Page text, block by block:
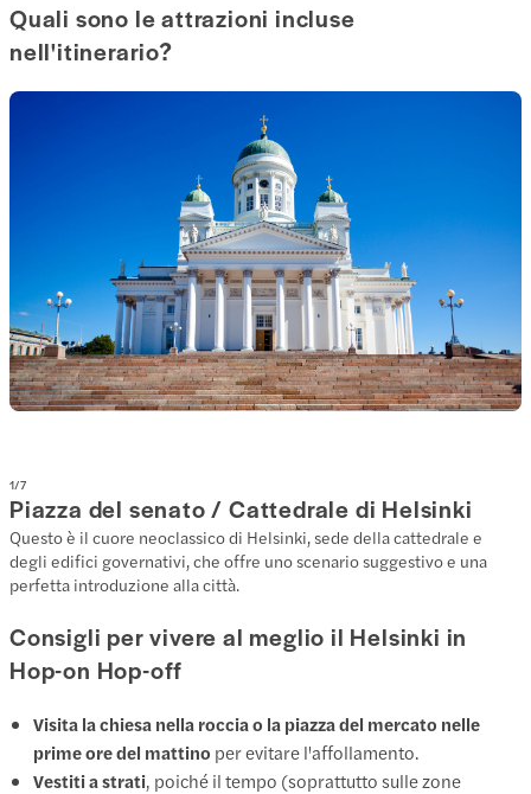
Quali sono le attrazioni incluse
nell'itinerario?
1/7
Piazza del senato / Cattedrale di Helsinki
Questo è il cuore neoclassico di Helsinki, sede della cattedrale e
degli edifici governativi, che offre uno scenario suggestivo e una
perfetta introduzione alla città.
Consigli per vivere al meglio il Helsinki in
Hop-on Hop-off
Visita la chiesa nella roccia o la piazza del mercato nelle
prime ore del mattino per evitare l'affollamento.
Vestiti a strati, poiché il tempo (soprattutto sulle zone